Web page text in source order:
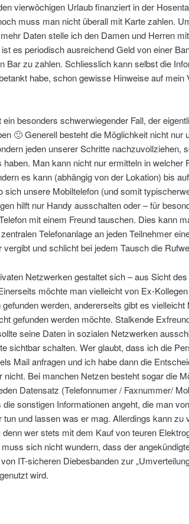
vierwöchigen Urlaub finanziert in der
muss man nicht überall mit Karte zahlen.
Daten stelle ich den Damen und Herren
es periodisch ausreichend Geld von einer
Bar zu zahlen. Schliesslich kann selbst die
habe, schon gewisse Hinweise auf mein
besonders schwerwiegender Fall, der
🙂 Generell besteht die Möglichkeit nicht nur
jeden unserer Schritte nachzuvollziehen,
haben. Man kann nicht nur ermitteln in welcher
es kann (abhängig von der Lokation) bis
sich unsere Mobiltelefon (und somit
hilft nur Handy ausschalten oder – für
mit einem Freund tauschen. Dies kann
Telefonanlage an jeden Teilnehmer
und schlicht bei jedem Tausch die
Netzwerken gestaltet sich – aus Sicht
möchte man vielleicht von Ex-
werden, andererseits gibt es
gefunden werden möchte. Stalkende
seine Daten in sozialen Netzwerken
sichtbar schalten. Wer glaubt, dass ich die
Mail anfragen und ich habe dann die
nicht. Bei manchen Netzen besteht sogar die
Datensatz (Telefonnumer / Faxnummer/
sonstigen Informationen angeht, die man
tun und lassen was er mag. Allerdings kann zu
wer stets mit dem Kauf von teuren
sich nicht wundern, dass der
IT-sicheren Diebesbanden zur
wird.